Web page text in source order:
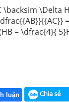
\backsim \Delta
= \dfrac{4}{
luận Chia sẻ